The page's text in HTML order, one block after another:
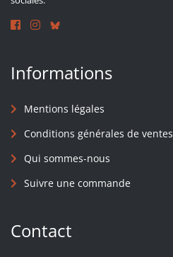
Informations
Mentions légales
Conditions générales de ventes
Qui sommes-nous
Suivre une commande
Contact